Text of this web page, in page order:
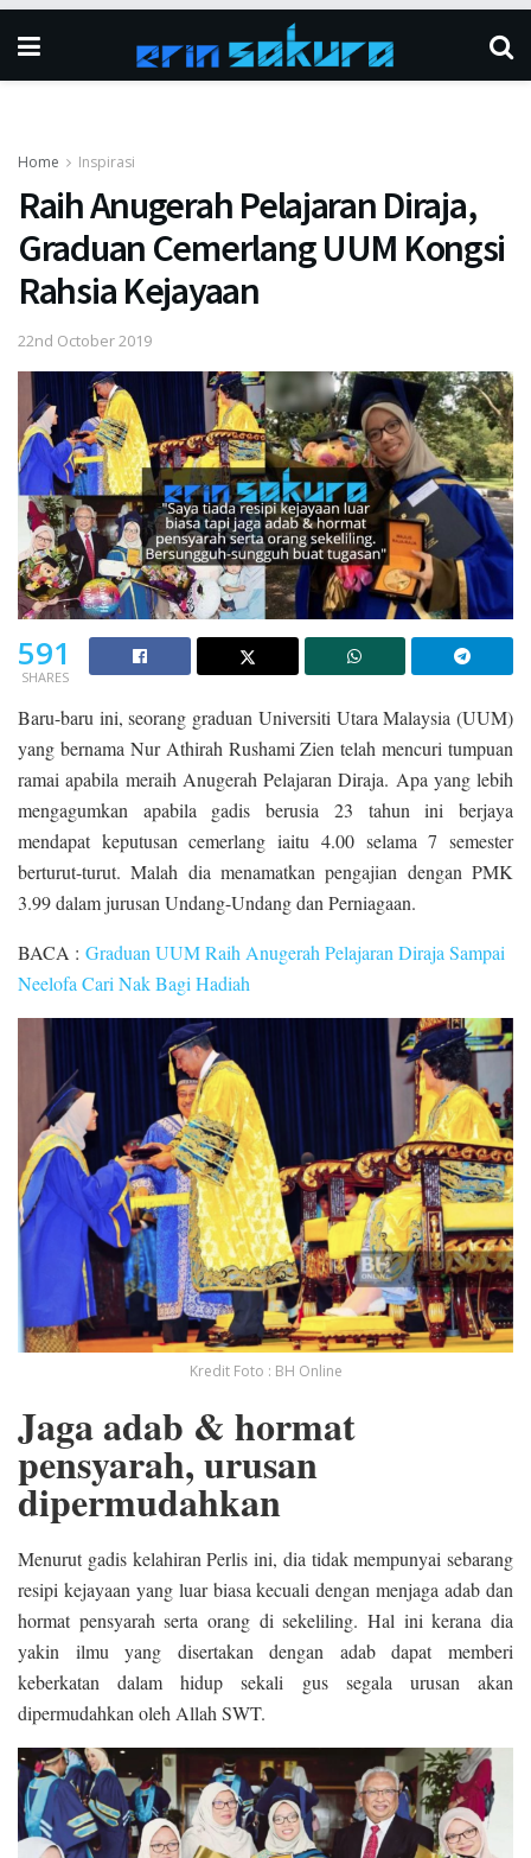
Home Inspirasi
Raih Anugerah Pelajaran Diraja,
Graduan Cemerlang UUM Kongsi
Rahsia Kejayaan
22nd October 2019
591
SHARES
Baru-baru ini, seorang graduan Universiti Utara Malaysia (UUM)
yang bernama Nur Athirah Rushami Zien telah mencuri tumpuan
ramai apabila meraih Anugerah Pelajaran Diraja. Apa yang lebih
mengagumkan apabila gadis berusia 23 tahun ini berjaya
mendapat keputusan cemerlang iaitu 4.00 selama 7 semester
berturut-turut. Malah dia menamatkan pengajian dengan PMK
3.99 dalam jurusan Undang-Undang dan Perniagaan.
BACA : Graduan UUM Raih Anugerah Pelajaran Diraja Sampai
Neelofa Cari Nak Bagi Hadiah
Kredit Foto : BH Online
Jaga adab & hormat
pensyarah, urusan
dipermudahkan
Menurut gadis kelahiran Perlis ini, dia tidak mempunyai sebarang
resipi kejayaan yang luar biasa kecuali dengan menjaga adab dan
hormat pensyarah serta orang di sekeliling. Hal ini kerana dia
yakin ilmu yang disertakan dengan adab dapat memberi
keberkatan dalam hidup sekali gus segala urusan akan
dipermudahkan oleh Allah SWT.